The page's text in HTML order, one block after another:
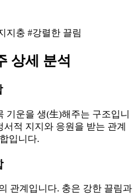
지충 #강렬한 끌림
상세 분석
기운을 생(生)해주는 구조입니
적 지지와 응원을 받는 관계
입니다.
관계입니다. 충은 강한 끌림과